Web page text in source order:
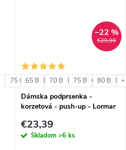
75 C 75 D 80 B 80 C 80 D
€29,99
–22 %
65 B 70 B 75 B 80 B
Dámska podprsenka -
korzetová - push-up - Lormar
€23,39
Skladom >6 ks